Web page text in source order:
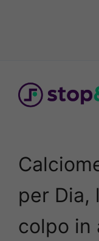
contenuto
per Dia,
colpo in